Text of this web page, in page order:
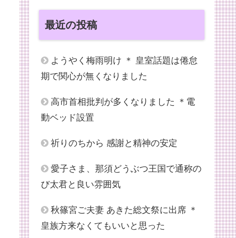
最近の投稿
ようやく梅雨明け ＊ 皇室話題は倦怠
期で関心が無くなりました
高市首相批判が多くなりました ＊電
動ベッド設置
祈りのちから 感謝と精神の安定
愛子さま、那須どうぶつ王国で通称の
び太君と良い雰囲気
秋篠宮ご夫妻 あきた総文祭に出席 ＊
皇族方来なくてもいいと思った